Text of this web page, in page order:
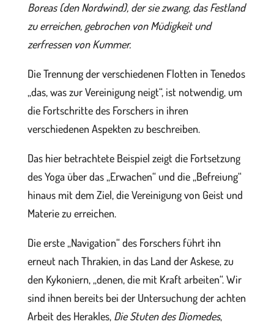
Boreas (den Nordwind), der sie zwang, das Festland
zu erreichen, gebrochen von Müdigkeit und
zerfressen von Kummer.
Die Trennung der verschiedenen Flotten in Tenedos
„das, was zur Vereinigung neigt“, ist notwendig, um
die Fortschritte des Forschers in ihren
verschiedenen Aspekten zu beschreiben.
Das hier betrachtete Beispiel zeigt die Fortsetzung
des Yoga über das „Erwachen“ und die „Befreiung“
hinaus mit dem Ziel, die Vereinigung von Geist und
Materie zu erreichen.
Die erste „Navigation“ des Forschers führt ihn
erneut nach Thrakien, in das Land der Askese, zu
den Kykoniern, „denen, die mit Kraft arbeiten“. Wir
sind ihnen bereits bei der Untersuchung der achten
Arbeit des Herakles, Die Stuten des Diomedes,